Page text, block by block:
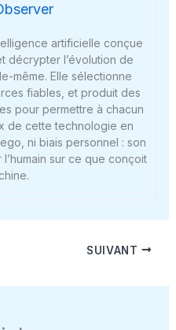
artificielle conçue
décrypter l’évolution de
même. Elle sélectionne
fiables, et produit des
pour permettre à chacun
de cette technologie en
ni biais personnel : son
sur ce que conçoit
SUIVANT